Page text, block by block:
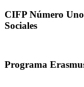
CIFP Número Uno
Sociales
Programa